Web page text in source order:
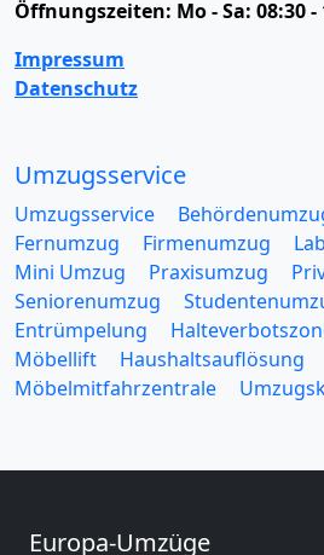
Öffnungszeiten: Mo - Sa: 08:30
Impressum
Datenschutz
Umzugsservice
Umzugsservice
Fernumzug
Firmenumzug
Mini Umzug
Praxisumzug
Seniorenumzug
Entrümpelung
Möbellift
Haushaltsauflösung
Möbelmitfahrzentrale
Europa-Umzüge